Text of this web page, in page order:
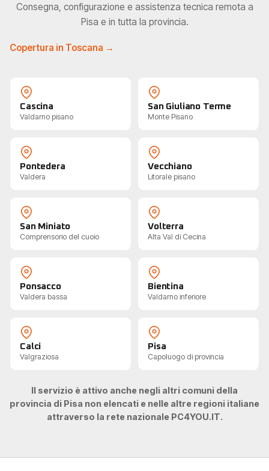
Consegna, configurazione e assistenza tecnica remota a
Pisa e in tutta la provincia.
Copertura in Toscana →
Cascina
Valdarno pisano
San Giuliano Terme
Monte Pisano
Pontedera
Valdera
Vecchiano
Litorale pisano
San Miniato
Comprensorio del cuoio
Volterra
Alta Val di Cecina
Ponsacco
Valdera bassa
Bientina
Valdarno inferiore
Calci
Valgraziosa
Pisa
Capoluogo di provincia
Il servizio è attivo anche negli altri comuni della
provincia di Pisa non elencati e nelle altre regioni italiane
attraverso la rete nazionale PC4YOU.IT.